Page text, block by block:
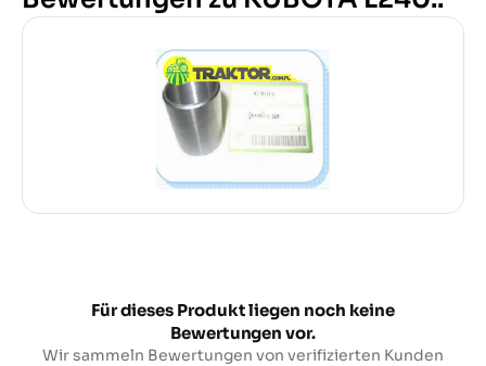
Für dieses Produkt liegen noch keine
Bewertungen vor.
Wir sammeln Bewertungen von verifizierten Kunden